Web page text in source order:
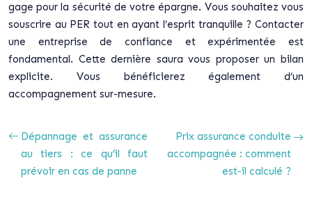
gage pour la sécurité de votre épargne. Vous souhaitez vous
souscrire au PER tout en ayant l’esprit tranquille ? Contacter
une entreprise de confiance et expérimentée est
fondamental. Cette dernière saura vous proposer un bilan
explicite. Vous bénéficierez également d’un
accompagnement sur-mesure.
Dépannage et assurance
au tiers : ce qu’il faut
prévoir en cas de panne
Prix assurance conduite
accompagnée : comment
est-il calculé ?